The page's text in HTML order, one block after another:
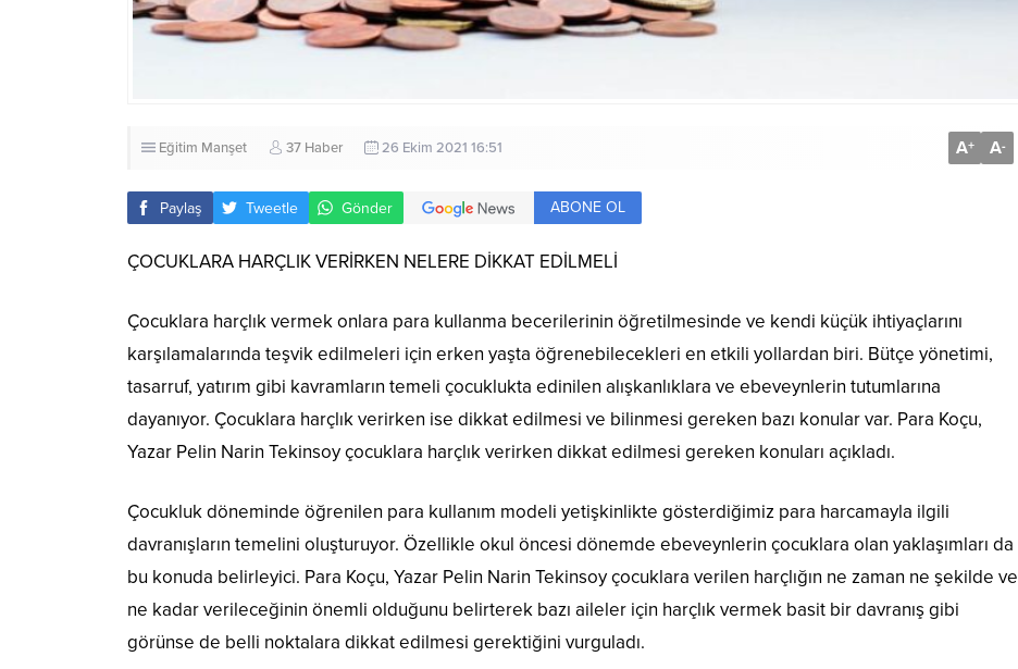
Eğitim Manşet 37 Haber 26 Ekim 2021 16:51 A+ A-
Paylaş Tweetle Gönder ABONE OL
ÇOCUKLARA HARÇLIK VERİRKEN NELERE DİKKAT EDİLMELİ
Çocuklara harçlık vermek onlara para kullanma becerilerinin öğretilmesinde ve kendi küçük ihtiyaçlarını
karşılamalarında teşvik edilmeleri için erken yaşta öğrenebilecekleri en etkili yollardan biri. Bütçe yönetimi,
tasarruf, yatırım gibi kavramların temeli çocuklukta edinilen alışkanlıklara ve ebeveynlerin tutumlarına
dayanıyor. Çocuklara harçlık verirken ise dikkat edilmesi ve bilinmesi gereken bazı konular var. Para Koçu,
Yazar Pelin Narin Tekinsoy çocuklara harçlık verirken dikkat edilmesi gereken konuları açıkladı.
Çocukluk döneminde öğrenilen para kullanım modeli yetişkinlikte gösterdiğimiz para harcamayla ilgili
davranışların temelini oluşturuyor. Özellikle okul öncesi dönemde ebeveynlerin çocuklara olan yaklaşımları da
bu konuda belirleyici. Para Koçu, Yazar Pelin Narin Tekinsoy çocuklara verilen harçlığın ne zaman ne şekilde ve
ne kadar verileceğinin önemli olduğunu belirterek bazı aileler için harçlık vermek basit bir davranış gibi
görünse de belli noktalara dikkat edilmesi gerektiğini vurguladı.